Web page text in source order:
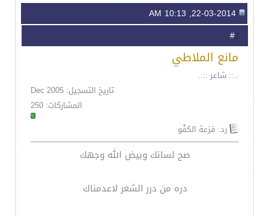
2
مانع الملاطي
..:: شاعر ::..
تاريخ التسجيل: Dec 2005
المشاركات: 250
رد: فزعة الكفْو
صح لسانك وبيض الله وجهك
دره من درر الشعر لاعدمناك